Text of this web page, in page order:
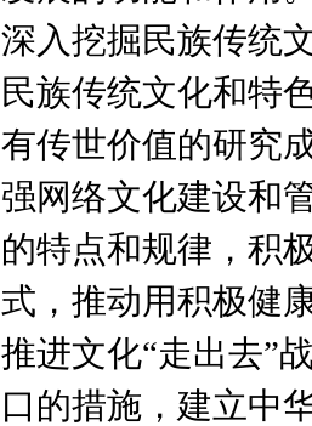
深入挖掘民族传统
民族传统文化和特
有传世价值的研究
强网络文化建设和
的特点和规律，积
式，推动用积极健
推进文化“走出去”
口的措施，建立中